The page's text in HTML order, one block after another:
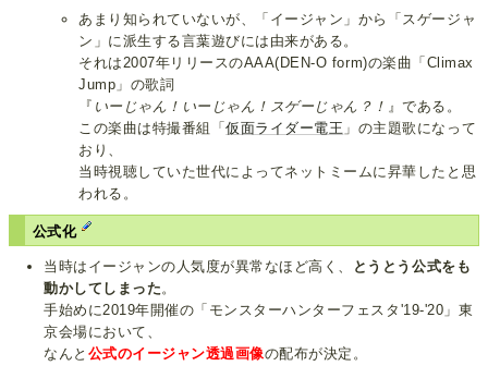
あまり知られていないが、「イージャン」から「スゲージャ
ン」に派生する言葉遊びには由来がある。
それは2007年リリースのAAA(DEN-O form)の楽曲「Climax
Jump」の歌詞
『 いーじゃん！いーじゃん！スゲーじゃん？！ 』である。
この楽曲は特撮番組「仮面ライダー電王 」の主題歌になって
おり、
当時視聴していた世代によってネットミームに昇華したと思
われる。
公式化
当時はイージャンの人気度が異常なほど高く、
とうとう公式をも
動かしてしまった。
手始めに2019年開催の「モンスターハンターフェスタ'19-'20」東
京会場において、
なんと 公式のイージャン透過画像の配布が決定。